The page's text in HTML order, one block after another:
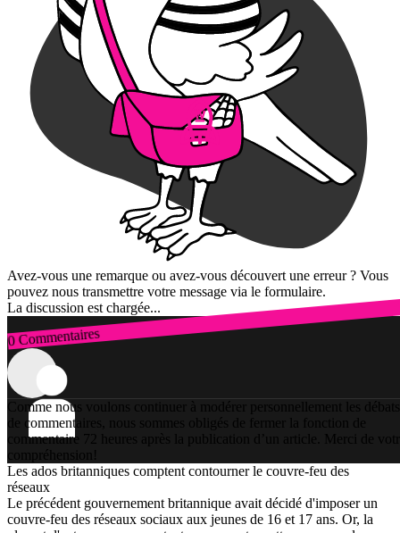
Avez-vous une remarque ou avez-vous découvert une erreur ? Vous
pouvez nous transmettre votre message via le formulaire.
La discussion est chargée...
0 Commentaires
Connexion
Comme nous voulons continuer à modérer personnellement les débats
de commentaires, nous sommes obligés de fermer la fonction de
commentaire 72 heures après la publication d’un article. Merci de
compréhension!
Les ados britanniques comptent contourner le couvre-feu des
réseaux
Le précédent gouvernement britannique avait décidé d'imposer un
couvre-feu des réseaux sociaux aux jeunes de 16 et 17 ans. Or, la